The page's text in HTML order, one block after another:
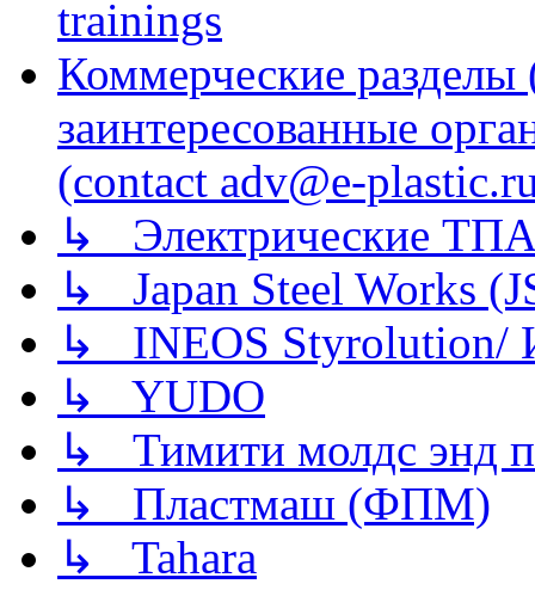
trainings
Коммерческие
заинтересованные
(contact adv@e-
↳ Электрические
↳ Japan Steel Works
↳ INEOS
↳ YUDO
↳ Тимити молдс энд
↳ Пластмаш (ФПМ)
↳ Tahara